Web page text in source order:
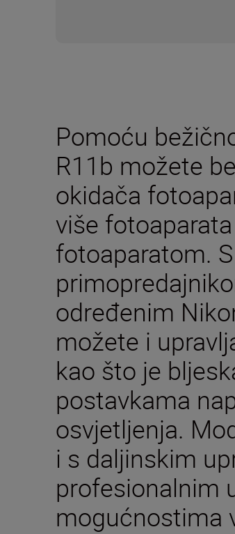
Pomoću
R11b možete
okidača
više
fotoaparatom.
određenim
možete i
kao što je
postavkama
osvjetljenja.
i s daljinskim
profesionalnim
mogućnostima